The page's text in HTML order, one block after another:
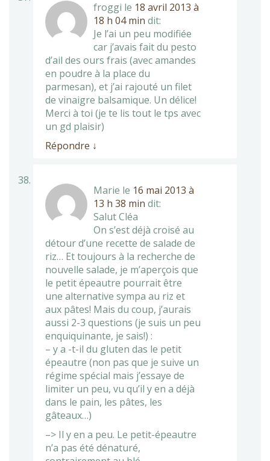
froggi le 18 avril 2013 à
18 h 04 min dit:
Je l’ai un peu modifiée
car j’avais fait du pesto
d’ail des ours frais (avec amandes
en poudre à la place du
parmesan), et j’ai rajouté un filet
de vinaigre balsamique. Un délice!
Merci à toi (je te lis tout le tps avec
un gd plaisir)
Répondre ↓
Marie le 16 mai 2013 à
13 h 38 min dit:
Salut Cléa
On s’est déjà croisé au
détour d’une recette de salade de
riz… Et toujours à la recherche de
nouvelle salade, je m’aperçois que
le petit épeautre pourrait être
une alternative sympa au riz et
aux pâtes! Mais du coup, j’aurais
aussi 2-3 questions (je suis un peu
enquiquinante, je sais!) :
– y a -t-il du gluten das le petit
épeautre (non pas que je suive un
régime spécial mais j’essaye de
limiter un peu, vu qu’il y en a déjà
dans le pain, les pâtes, les
gâteaux…)
–> Il y en a peu. Le petit-épeautre
n’a pas été dénaturé,